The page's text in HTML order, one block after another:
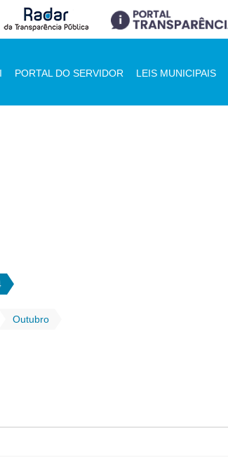
PORTAL DO SERVIDOR LEIS MUNICIPAIS
Outubro